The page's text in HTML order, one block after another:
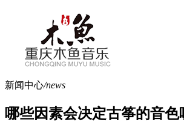
新闻中心/news
哪些因素会决定古筝的音色